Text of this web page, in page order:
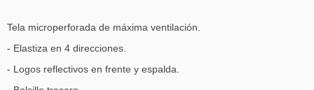
Tela microperforada de máxima ventilación.
- Elastiza en 4 direcciones.
- Logos reflectivos en frente y espalda.